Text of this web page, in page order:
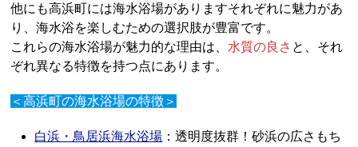
他にも高浜町には海水浴場がありますそれぞれに魅力があ
り、海水浴を楽しむための選択肢が豊富です。
これらの海水浴場が魅力的な理由は、 水質の良さ と、それ
ぞれ異なる特徴を持つ点にあります。
＜高浜町の海水浴場の特徴＞
白浜・鳥居浜海水浴場 ：透明度抜群！砂浜の広さもち